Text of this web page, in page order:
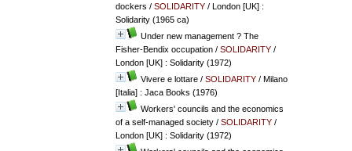
dockers / SOLIDARITY/ London [UK] :
Solidarity (1965 ca)
Under new management ? The
Fisher-Bendix occupation/ SOLIDARITY/
London [UK] : Solidarity (1972)
Vivere e lottare/ SOLIDARITY/ Milano
[Italia] : Jaca Books (1976)
Workers' councils and the economics
of a self-managed society/ SOLIDARITY/
London [UK] : Solidarity (1972)